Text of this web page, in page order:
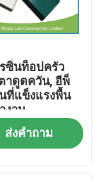
ซิ่นท็อปครัว
าดูดควัน, อีพ็
ที่แข็งแรงพื้น
งาน
ส่งคำถาม